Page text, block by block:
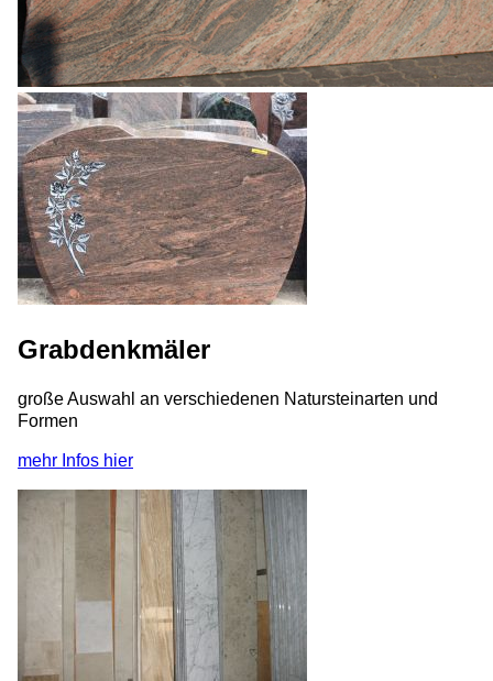
Grabdenkmäler
große Auswahl an verschiedenen Natursteinarten und
Formen
mehr Infos hier